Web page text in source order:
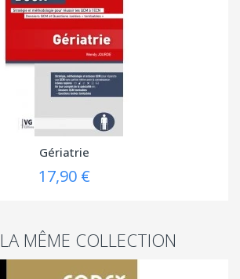
Gériatrie
17,90 €
LA MÊME COLLECTION